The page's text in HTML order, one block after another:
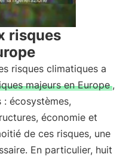
risques
risques climatiques a
majeurs en Europe ,
écosystèmes,
économie et
de ces risques, une
En particulier, huit